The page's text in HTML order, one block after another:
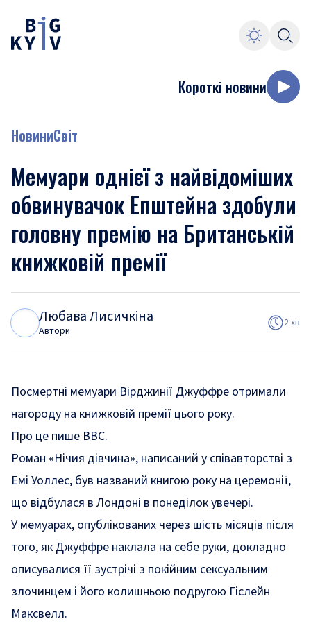
Короткі новини
НовиниСвіт
Мемуари однієї з найвідоміших
обвинувачок Епштейна здобули
головну премію на Британській
книжковій премії
Любава Лисичкіна
Автори
2 хв
Посмертні мемуари Вірджинії Джуффре отримали
нагороду на книжковій премії цього року.
Про це пише ВВС.
Роман «Нічия дівчина», написаний у співавторстві з
Емі Уоллес, був названий книгою року на церемонії,
що відбулася в Лондоні в понеділок увечері.
У мемуарах, опублікованих через шість місяців після
того, як Джуффре наклала на себе руки, докладно
описувалися її зустрічі з покійним сексуальним
злочинцем і його колишньою подругою Гіслейн
Максвелл.